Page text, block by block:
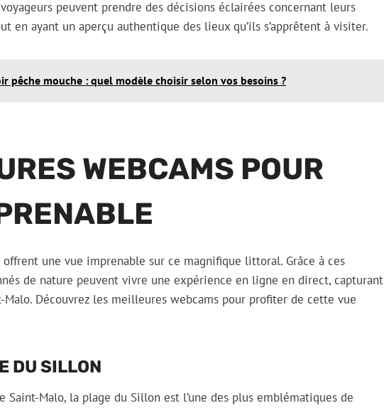
peuvent prendre des décisions éclairées concernant leurs
en ayant un aperçu authentique des lieux qu’ils s’apprêtent à visiter.
pêche mouche : quel modèle choisir selon vos besoins ?
WEBCAMS POUR
une vue imprenable sur ce magnifique littoral. Grâce à ces
de nature peuvent vivre une expérience en ligne en direct, capturant
Découvrez les meilleures webcams pour profiter de cette vue
DU SILLON
Malo, la plage du Sillon est l’une des plus emblématiques de